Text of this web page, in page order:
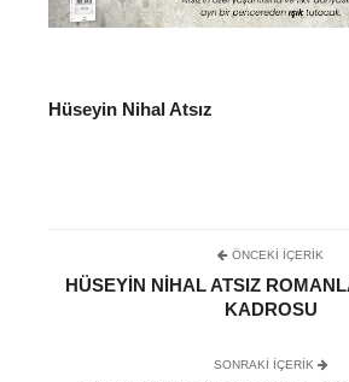
Hüseyin Nihal Atsız
ÖNCEKI İÇERIK
HÜSEYIN NIHAL ATSIZ
KADROSU
SONRAKI IÇERIK